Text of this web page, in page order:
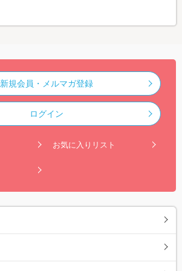
新規会員・メルマガ登録
ログイン
お気に入りリスト